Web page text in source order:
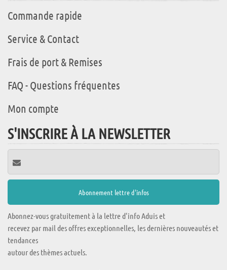
Commande rapide
Service & Contact
Frais de port & Remises
FAQ - Questions fréquentes
Mon compte
S'INSCRIRE À LA NEWSLETTER
Abonnez-vous gratuitement à la lettre d'info Aduis et
recevez par mail des offres exceptionnelles, les dernières nouveautés et
tendances
autour des thèmes actuels.